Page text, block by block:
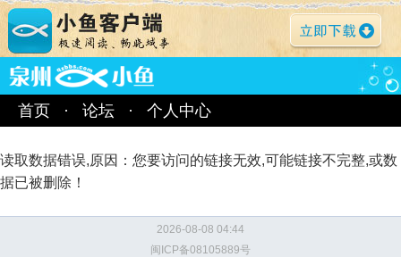
首页 · 论坛 · 个人中心
读取数据错误,原因：您要访问的链接无效,可能链接不完整,或数
据已被删除！
2026-08-08 04:44
闽ICP备08105889号